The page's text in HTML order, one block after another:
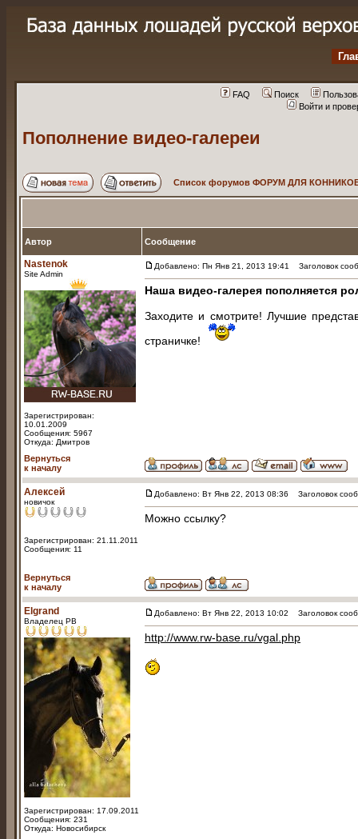
FAQ Поиск
Войти и
Пополнение видео-галереи
Список форумов ФОРУМ ДЛЯ КОННИКОВ
Автор Сообщение
Nastenok
Site Admin
Зарегистрирован:
10.01.2009
Сообщения: 5967
Откуда: Дмитров
Добавлено: Пн Янв 21, 2013 19:41 Заголовок
Наша видео-галерея пополняется
Заходите и смотрите! Лучшие
страничке!
Вернуться
к началу
Алексей
новичок
Зарегистрирован: 21.11.2011
Сообщения: 11
Добавлено: Вт Янв 22, 2013 08:36 Заголовок
Можно ссылку?
Вернуться
к началу
Elgrand
Владелец РВ
Зарегистрирован: 17.09.2011
Сообщения: 231
Откуда: Новосибирск
Добавлено: Вт Янв 22, 2013 10:02 Заголовок
http://www.rw-base.ru/vgal.php